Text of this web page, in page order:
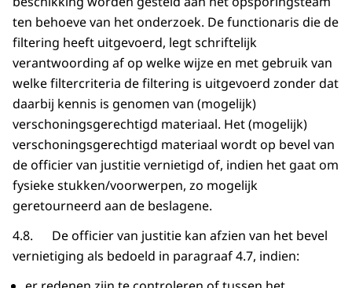
ten behoeve van het onderzoek. De functionaris die de
filtering heeft uitgevoerd, legt schriftelijk
verantwoording af op welke wijze en met gebruik van
welke filtercriteria de filtering is uitgevoerd zonder dat
daarbij kennis is genomen van (mogelijk)
verschoningsgerechtigd materiaal. Het (mogelijk)
verschoningsgerechtigd materiaal wordt op bevel van
de officier van justitie vernietigd of, indien het gaat om
fysieke stukken/voorwerpen, zo mogelijk
geretourneerd aan de beslagene.
4.8. De officier van justitie kan afzien van het bevel
vernietiging als bedoeld in paragraaf 4.7, indien: